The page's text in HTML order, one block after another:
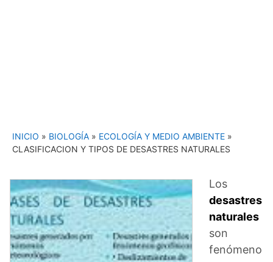
INICIO » BIOLOGÍA » ECOLOGÍA Y MEDIO AMBIENTE »
CLASIFICACION Y TIPOS DE DESASTRES NATURALES
Los
desastres
naturales
son
fenómeno